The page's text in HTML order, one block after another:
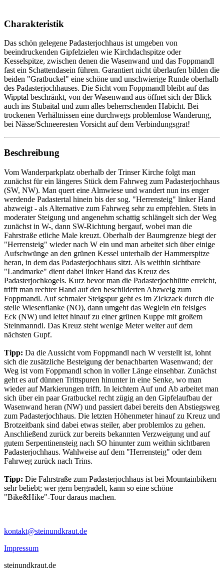
Charakteristik
Das schön gelegene Padasterjochhaus ist umgeben von
beeindruckenden Gipfelzielen wie Kirchdachspitze oder
Kesselspitze, zwischen denen die Wasenwand und das Foppmandl
fast ein Schattendasein führen. Garantiert nicht überlaufen bilden die
beiden "Gratbuckel" eine schöne und unschwierige Runde oberhalb
des Padasterjochhauses. Die Sicht vom Foppmandl bleibt auf das
Wipptal beschränkt, von der Wasenwand aus öffnet sich der Blick
auch ins Stubaital und zum alles beherrschenden Habicht. Bei
trockenen Verhältnissen eine durchwegs problemlose Wanderung,
bei Nässe/Schneeresten Vorsicht auf dem Verbindungsgrat!
Beschreibung
Vom Wanderparkplatz oberhalb der Trinser Kirche folgt man
zunächst für ein längeres Stück dem Fahrweg zum Padasterjochhaus
(SW, NW). Man quert eine Almwiese und wandert nun ins enger
werdende Padastertal hinein bis der sog. "Herrensteig" linker Hand
abzweigt - als Alternative zum Fahrweg sehr zu empfehlen. Stets in
moderater Steigung und angenehm schattig schlängelt sich der Weg
zunächst in W-, dann SW-Richtung bergauf, wobei man die
Fahrstraße etliche Male kreuzt. Oberhalb der Baumgrenze biegt der
"Herrensteig" wieder nach W ein und man arbeitet sich über einige
Aufschwünge an den grünen Kessel unterhalb der Hammerspitze
heran, in dem das Padasterjochhaus sitzt. Als weithin sichtbare
"Landmarke" dient dabei linker Hand das Kreuz des
Padasterjochkogels. Kurz bevor man die Padasterjochhütte erreicht,
trifft man rechter Hand auf den beschilderten Abzweig zum
Foppmandl. Auf schmaler Steigspur geht es im Zickzack durch die
steile Wiesenflanke (NO), dann umgeht das Weglein ein felsiges
Eck (NW) und leitet hinauf zu einer grünen Kuppe mit großem
Steinmanndl. Das Kreuz steht wenige Meter weiter auf dem
nächsten Gupf.
Tipp: Da die Aussicht vom Foppmandl nach W verstellt ist, lohnt
sich die zusätzliche Besteigung der benachbarten Wasenwand; der
Weg ist vom Foppmandl schon in voller Länge einsehbar. Zunächst
geht es auf dünnen Trittspuren hinunter in eine Senke, wo man
wieder auf Markierungen trifft. In leichtem Auf und Ab arbeitet man
sich über ein paar Gratbuckel recht zügig an den Gipfelaufbau der
Wasenwand heran (NW) und passiert dabei bereits den Abstiegsweg
zum Padasterjochhaus. Die letzten Höhenmeter hinauf zu Kreuz und
Brotzeitbank sind dabei etwas steiler, aber problemlos zu gehen.
Anschließend zurück zur bereits bekannten Verzweigung und auf
gutem Serpentinensteig nach SO hinunter zum weithin sichtbaren
Padasterjochhaus. Wahlweise auf dem "Herrensteig" oder dem
Fahrweg zurück nach Trins.
Tipp: Die Fahrstraße zum Padasterjochhaus ist bei Mountainbikern
sehr beliebt; wer gern bergradelt, kann so eine schöne
"Bike&Hike"-Tour daraus machen.
kontakt@steinundkraut.de
Impressum
steinundkraut.de